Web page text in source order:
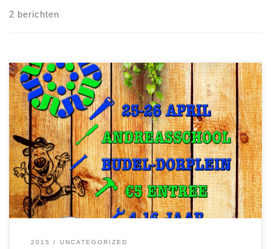
2 berichten
Poster: Flyer voorkant: Flyer achterkant:
2015 UNCATEGORIZED